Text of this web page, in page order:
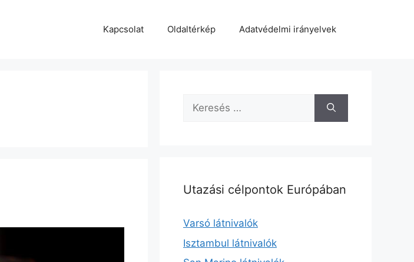
Kapcsolat Oldaltérkép Adatvédelmi irányelvek
Keresés:
Utazási célpontok Európában
Varsó látnivalók
Isztambul látnivalók